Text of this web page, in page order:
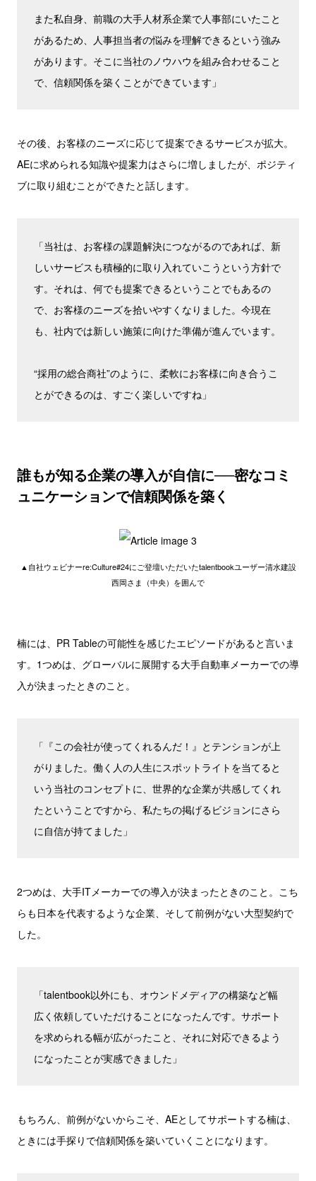
また私自身、前職の大手人材系企業で人事部にいたこと
があるため、人事担当者の悩みを理解できるという強み
があります。そこに当社のノウハウを組み合わせること
で、信頼関係を築くことができています」
その後、お客様のニーズに応じて提案できるサービスが拡大。
AEに求められる知識や提案力はさらに増しましたが、ポジティ
ブに取り組むことができたと話します。
「当社は、お客様の課題解決につながるのであれば、新
しいサービスも積極的に取り入れていこうという方針で
す。それは、何でも提案できるということでもあるの
で、お客様のニーズを拾いやすくなりました。今現在
も、社内では新しい施策に向けた準備が進んでいます。
“採用の総合商社”のように、柔軟にお客様に向き合うこ
とができるのは、すごく楽しいですね」
誰もが知る企業の導入が自信に──密なコミ
ュニケーションで信頼関係を築く
▲自社ウェビナーre:Culture#24にご登壇いただいたtalentbookユーザー清水建設
西岡さま（中央）を囲んで
楠には、PR Tableの可能性を感じたエピソードがあると言いま
す。1つめは、グローバルに展開する大手自動車メーカーでの導
入が決まったときのこと。
「『この会社が使ってくれるんだ！』とテンションが上
がりました。働く人の人生にスポットライトを当てると
いう当社のコンセプトに、世界的な企業が共感してくれ
たということですから、私たちの掲げるビジョンにさら
に自信が持てました」
2つめは、大手ITメーカーでの導入が決まったときのこと。こち
らも日本を代表するような企業、そして前例がない大型契約で
した。
「talentbook以外にも、オウンドメディアの構築など幅
広く依頼していただけることになったんです。サポート
を求められる幅が広がったこと、それに対応できるよう
になったことが実感できました」
もちろん、前例がないからこそ、AEとしてサポートする楠は、
ときには手探りで信頼関係を築いていくことになります。